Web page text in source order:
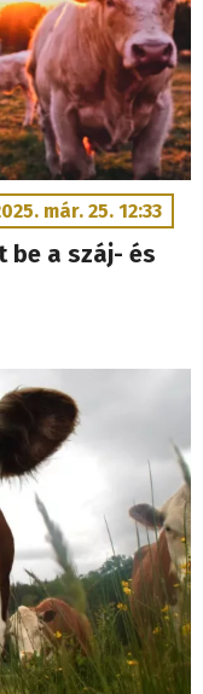
már. 25. 12:33
be a száj- és